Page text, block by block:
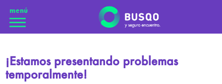
menú
¡Estamos presentando problemas
temporalmente!